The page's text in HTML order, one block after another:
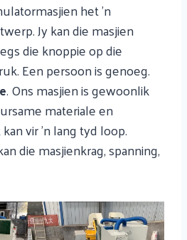
het 'n
Jy kan die masjien
die knoppie op die
Een persoon is genoeg.
. Ons masjien is gewoonlik
materiale en
vir 'n lang tyd loop.
die masjienkrag, spanning,